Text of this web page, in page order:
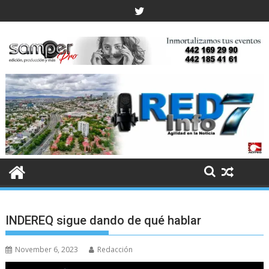
to
INDEREQ sigue dando de qué hablar
November 6, 2023 Redacción